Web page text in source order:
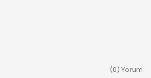
(0) Yorum